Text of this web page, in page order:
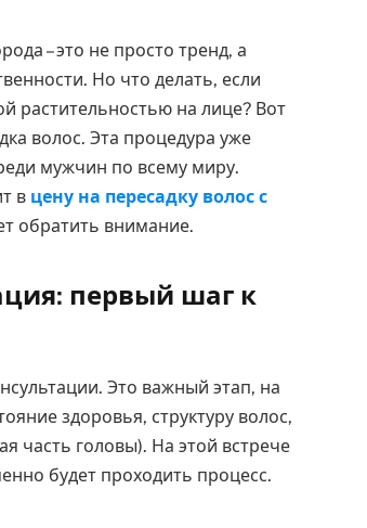
– это не просто тренд, а
Но что делать, если
растительностью на лице? Вот
волос. Эта процедура уже
мужчин по всему миру.
в цену на пересадку волос с
обратить внимание.
первый шаг к
Это важный этап, на
здоровья, структуру волос,
часть головы). На этой встрече
будет проходить процесс.